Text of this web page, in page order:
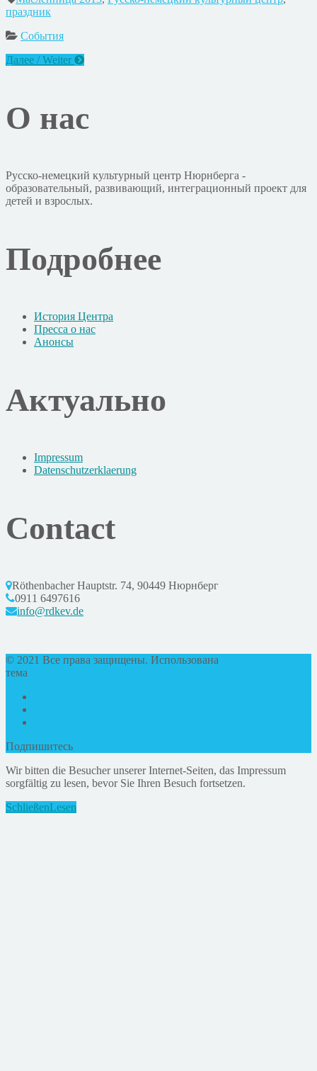
праздник
События
Далее / Weiter
О нас
Русско-немецкий культурный центр Нюрнберга -
образовательный, развивающий, интеграционный проект для
детей и взрослых.
Подробнее
История Центра
Пресса о нас
Анонсы
Актуально
Impressum
Datenschutzerklaerung
Contact
Röthenbacher Hauptstr. 74, 90449 Нюрнберг
0911 6497616
info@rdkev.de
© 2021 Все права защищены. Использована
тема
Подпишитесь
Wir bitten die Besucher unserer Internet-Seiten, das Impressum
sorgfältig zu lesen, bevor Sie Ihren Besuch fortsetzen.
SchließenLesen